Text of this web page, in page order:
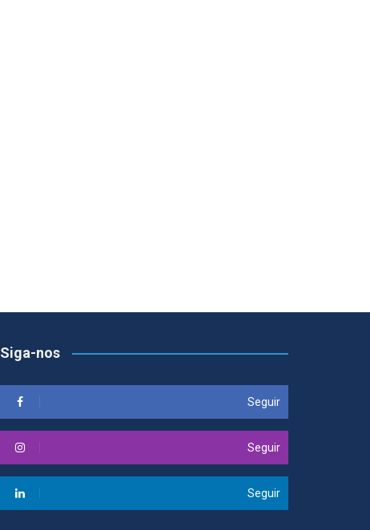
Siga-nos
Seguir
Seguir
Seguir